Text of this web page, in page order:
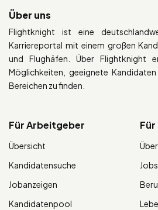
Über uns
Flightknight ist eine
Karriereportal mit einem großen
und Flughäfen. Über Flightknight
Möglichkeiten, geeignete
Bereichen zu finden.
Für Arbeitgeber
Übersicht
Kandidatensuche
Jobanzeigen
Kandidatenpool